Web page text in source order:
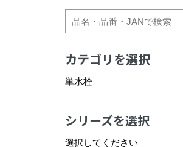
カテゴリを選択
シリーズを選択